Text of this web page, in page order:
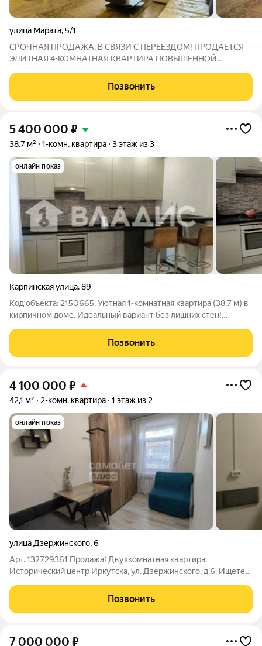
улица Марата,5/1
СРОЧНАЯ ПРОДАЖА, В СВЯЗИ С ПЕРЕЕЗДОМ! ПРОДАЕТСЯ
ЭЛИТНАЯ 4-КОМНАТНАЯ КВАРТИРА ПОВЫШЕННОЙ
ПОСТРОЙКИ. Квартира находится в центре г. Иркутска
(Правобережный район), ул. Марата, дом 5/1, этаж 4/6.
Позвонить
5 400 000 ₽
38,7 м² 1-комн. квартира 3 этаж из 3
онлайн показ
Карпинская улица,89
Код объекта: 2150665. Уютная 1-комнатная квартира (38,7 м) в
кирпичном доме. Идеальный вариант без лишних стен!
квартира общей площадью 38,7 кв. м в кирпичном доме 2005
года постройки.
Позвонить
4 100 000 ₽
42,1 м² 2-комн. квартира 1 этаж из 2
онлайн показ
улица Дзержинского,6
Арт. 132729361 Продажа! Двухкомнатная квартира.
Исторический центр Иркутска, ул. Дзержинского, д.6. Ищете
транспортом и инфраструктурой? Это оно! Характеристики:
Позвонить
7 000 000 ₽